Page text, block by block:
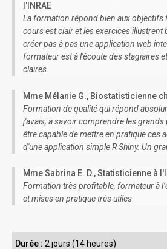
l'INRAE
La formation répond bien aux objectifs
cours est clair et les exercices illustrent
créer pas à pas une application web
formateur est à l'écoute des stagiaires
claires.
Mme Mélanie G., Biostatisticienne
Formation de qualité qui répond
j'avais, à savoir comprendre les grands
être capable de mettre en pratique ces
d'une application simple R Shiny. Un
Mme Sabrina E. D., Statisticienne à
Formation très profitable, formateur à
et mises en pratique très utiles
Durée : 2 jours (14 heures)